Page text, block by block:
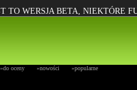
TO WERSJA BETA, NIEKTÓRE
»do oceny »nowości »popularne